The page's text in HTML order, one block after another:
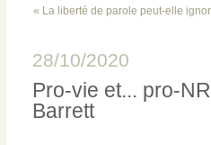
« La liberté de parole peut-elle
28/10/2020
Pro-vie et... pro-
Barrett